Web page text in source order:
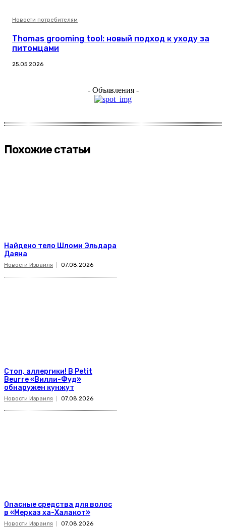
Новости потребителям
Thomas grooming tool: новый подход к уходу за
питомцами
25.05.2026
- Объявления -
Похожие статьи
Найдено тело Шломи Эльдара
Даяна
Новости Израиля 07.08.2026
Стоп, аллергики! В Petit
Beurre «Вилли-Фуд»
обнаружен кунжут
Новости Израиля 07.08.2026
Опасные средства для волос
в «Мерказ ха-Халакот»
Новости Израиля 07.08.2026